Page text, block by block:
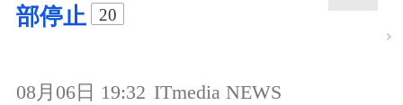
部停止
20
08月06日 19:32 ITmedia NEWS